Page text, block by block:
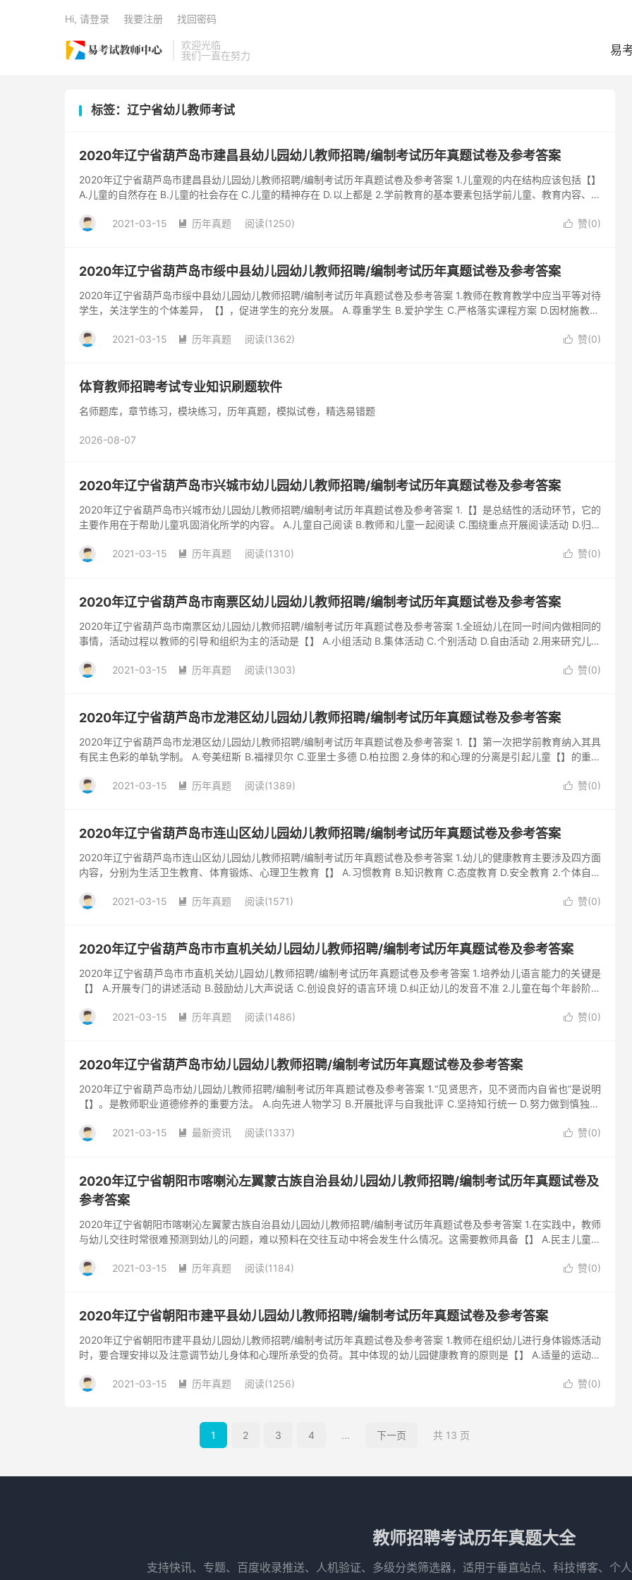
欢迎光临
我们一直在努力
易
Hi, 请登录 我要注册 找回密码
标签：辽宁省幼儿教师考试
2020年辽宁省葫芦岛市建昌县幼儿园幼儿教师招聘/编制考试历年真题试卷及参考答案
2020年辽宁省葫芦岛市建昌县幼儿园幼儿教师招聘/编制考试历年真题试卷及参考答案 1.儿童观的内在结构应该包括【】
A.儿童的自然存在 B.儿童的社会存在 C.儿童的精神存在 D.以上都是 2.学前教育的基本要素包括学前儿童、教育内容、教
2021-03-15
 历年真题 阅读(1250)  赞(0)
​2020年辽宁省葫芦岛市绥中县幼儿园幼儿教师招聘/编制考试历年真题试卷及参考答案
2020年辽宁省葫芦岛市绥中县幼儿园幼儿教师招聘/编制考试历年真题试卷及参考答案 1.教师在教育教学中应当平等对待
学生，关注学生的个体差异，【】，促进学生的充分发展。 A.尊重学生 B.爱护学生 C.严格落实课程方案 D.因材施教 2.
2021-03-15
 历年真题 阅读(1362)  赞(0)
体育教师招聘考试专业知识刷题软件
名师题库，章节练习，模块练习，历年真题，模拟试卷，精选易错题
2026-08-07
2020年辽宁省葫芦岛市兴城市幼儿园幼儿教师招聘/编制考试历年真题试卷及参考答案
2020年辽宁省葫芦岛市兴城市幼儿园幼儿教师招聘/编制考试历年真题试卷及参考答案 1.【】是总结性的活动环节，它的
主要作用在于帮助儿童巩固消化所学的内容。 A.儿童自己阅读 B.教师和儿童一起阅读 C.围绕重点开展阅读活动 D.归纳
2021-03-15
 历年真题 阅读(1310)  赞(0)
2020年辽宁省葫芦岛市南票区幼儿园幼儿教师招聘/编制考试历年真题试卷及参考答案
2020年辽宁省葫芦岛市南票区幼儿园幼儿教师招聘/编制考试历年真题试卷及参考答案 1.全班幼儿在同一时间内做相同的
事情，活动过程以教师的引导和组织为主的活动是【】 A.小组活动 B.集体活动 C.个别活动 D.自由活动 2.用来研究儿童
2021-03-15
 历年真题 阅读(1303)  赞(0)
2020年辽宁省葫芦岛市龙港区幼儿园幼儿教师招聘/编制考试历年真题试卷及参考答案
2020年辽宁省葫芦岛市龙港区幼儿园幼儿教师招聘/编制考试历年真题试卷及参考答案 1.【】第一次把学前教育纳入其具
有民主色彩的单轨学制。 A.夸美纽斯 B.福禄贝尔 C.亚里士多德 D.柏拉图 2.身体的和心理的分离是引起儿童【】的重要
2021-03-15
 历年真题 阅读(1389)  赞(0)
2020年辽宁省葫芦岛市连山区幼儿园幼儿教师招聘/编制考试历年真题试卷及参考答案
2020年辽宁省葫芦岛市连山区幼儿园幼儿教师招聘/编制考试历年真题试卷及参考答案 1.幼儿的健康教育主要涉及四方面
内容，分别为生活卫生教育、体育锻炼、心理卫生教育【】 A.习惯教育 B.知识教育 C.态度教育 D.安全教育 2.个体自我
2021-03-15
 历年真题 阅读(1571)  赞(0)
2020年辽宁省葫芦岛市市直机关幼儿园幼儿教师招聘/编制考试历年真题试卷及参考答案
2020年辽宁省葫芦岛市市直机关幼儿园幼儿教师招聘/编制考试历年真题试卷及参考答案 1.培养幼儿语言能力的关键是
【】 A.开展专门的讲述活动 B.鼓励幼儿大声说话 C.创设良好的语言环境 D.纠正幼儿的发音不准 2.儿童在每个年龄阶段
2021-03-15
 历年真题 阅读(1486)  赞(0)
2020年辽宁省葫芦岛市幼儿园幼儿教师招聘/编制考试历年真题试卷及参考答案
2020年辽宁省葫芦岛市幼儿园幼儿教师招聘/编制考试历年真题试卷及参考答案 1.“见贤思齐，见不贤而内自省也”是说明
【】。是教师职业道德修养的重要方法。 A.向先进人物学习 B.开展批评与自我批评 C.坚持知行统一 D.努力做到慎独 2.
2021-03-15
 最新资讯 阅读(1337)  赞(0)
2020年辽宁省朝阳市喀喇沁左翼蒙古族自治县幼儿园幼儿教师招聘/编制考试历年真题试卷及
参考答案
2020年辽宁省朝阳市喀喇沁左翼蒙古族自治县幼儿园幼儿教师招聘/编制考试历年真题试卷及参考答案 1.在实践中，教师
与幼儿交往时常很难预测到幼儿的问题，难以预料在交往互动中将会发生什么情况。这需要教师具备【】 A.民主儿童观
2021-03-15
 历年真题 阅读(1184)  赞(0)
2020年辽宁省朝阳市建平县幼儿园幼儿教师招聘/编制考试历年真题试卷及参考答案
2020年辽宁省朝阳市建平县幼儿园幼儿教师招聘/编制考试历年真题试卷及参考答案 1.教师在组织幼儿进行身体锻炼活动
时，要合理安排以及注意调节幼儿身体和心理所承受的负荷。其中体现的幼儿园健康教育的原则是【】 A.适量的运动负
2021-03-15
 历年真题 阅读(1256)  赞(0)
1 2 3 4 ... 下一页 共 13 页
教师招聘考试历年真题大全
支持快讯、专题、百度收录推送、人机验证、多级分类筛选器，适用于垂直站点、科技博客、个